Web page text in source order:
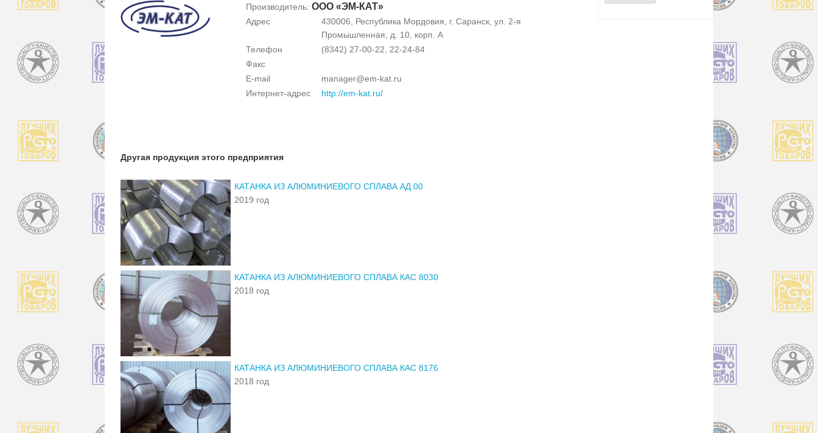
Производитель: ООО «ЭМ-КАТ»
Адрес
430006, Республика Мордовия, г. Саранск, ул. 2-я
Промышленная, д. 10, корп. А
Телефон
(8342) 27-00-22, 22-24-84
Факс
E-mail
manager@em-kat.ru
Интернет-адрес
http://em-kat.ru/
Другая продукция этого предприятия
КАТАНКА ИЗ АЛЮМИНИЕВОГО СПЛАВА АД 00
2019 год
КАТАНКА ИЗ АЛЮМИНИЕВОГО СПЛАВА КАС 8030
2018 год
КАТАНКА ИЗ АЛЮМИНИЕВОГО СПЛАВА КАС 8176
2018 год